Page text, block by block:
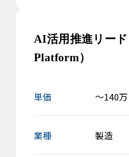
AI活用推進リー
Platform）
単価 ～140
業種 製造